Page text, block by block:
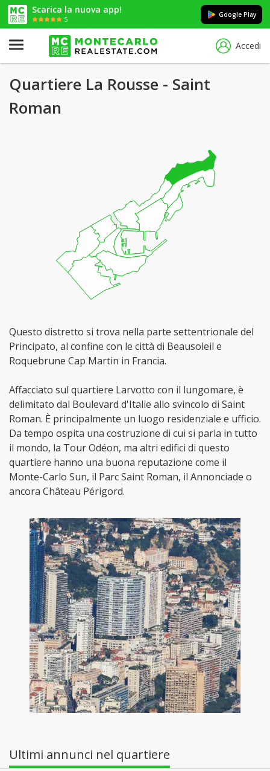
Scarica la nuova app!
5
Google Play
Accedi
Quartiere La Rousse - Saint
Roman
Questo distretto si trova nella parte settentrionale del
Principato, al confine con le città di Beausoleil e
Roquebrune Cap Martin in Francia.
Affacciato sul quartiere Larvotto con il lungomare, è
delimitato dal Boulevard d'Italie allo svincolo di Saint
Roman. È principalmente un luogo residenziale e ufficio.
Da tempo ospita una costruzione di cui si parla in tutto
il mondo, la Tour Odéon, ma altri edifici di questo
quartiere hanno una buona reputazione come il
Monte-Carlo Sun, il Parc Saint Roman, il Annonciade o
ancora Château Périgord.
Ultimi annunci nel quartiere